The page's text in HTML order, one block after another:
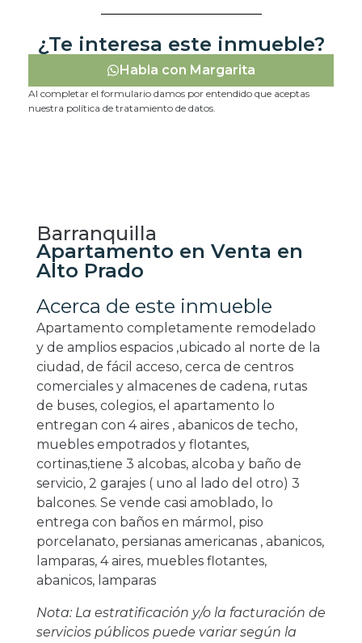
¿Te interesa este inmueble?
Habla con Margarita
Al completar el formulario damos por entendido que aceptas
nuestra política de tratamiento de datos.
Barranquilla
Apartamento en Venta en
Alto Prado
Acerca de este inmueble
Apartamento completamente remodelado
y de amplios espacios ,ubicado al norte de la
ciudad, de fácil acceso, cerca de centros
comerciales y almacenes de cadena, rutas
de buses, colegios, el apartamento lo
entregan con 4 aires , abanicos de techo,
muebles empotrados y flotantes,
cortinas,tiene 3 alcobas, alcoba y baño de
servicio, 2 garajes ( uno al lado del otro) 3
balcones. Se vende casi amoblado, lo
entrega con baños en mármol, piso
porcelanato, persianas americanas , abanicos,
lamparas, 4 aires, muebles flotantes,
abanicos, lamparas
Nota: La estratificación y/o la facturación de
servicios públicos puede variar según la